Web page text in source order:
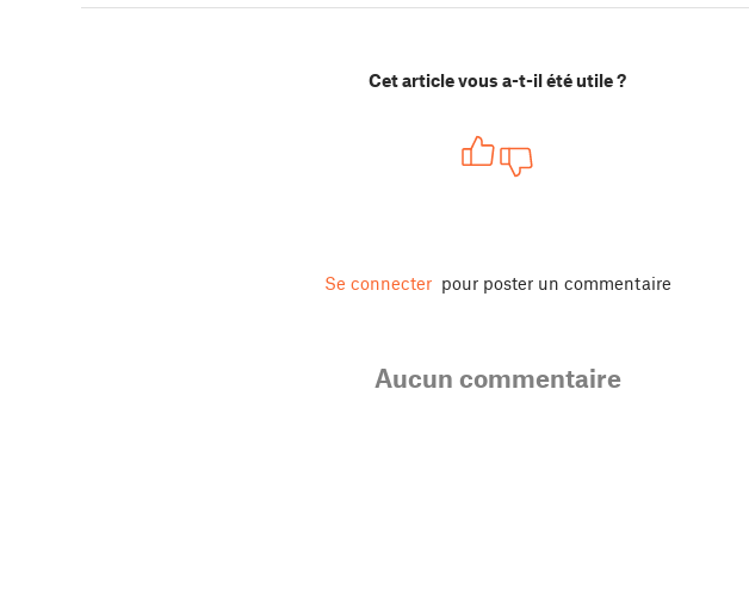
Cet article vous a-t-il été utile ?
Se connecter pour poster un commentaire
Aucun commentaire